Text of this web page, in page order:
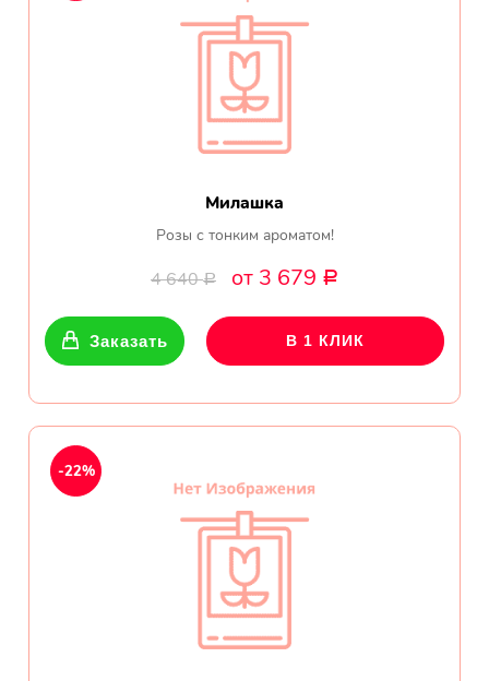
Милашка
Розы с тонким ароматом!
4 640Р от 3 679 Р
Заказать В 1 КЛИК
-22%